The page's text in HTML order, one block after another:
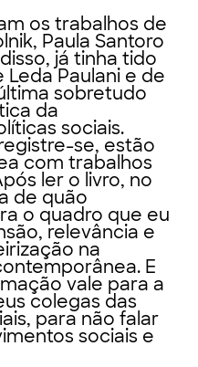
os trabalhos de
Paula Santoro
já tinha tido
Paulani e de
sobretudo
da
sociais.
se, estão
com trabalhos
ler o livro, no
de quão
o quadro que eu
relevância e
na
E
vale para a
colegas das
para não falar
sociais e